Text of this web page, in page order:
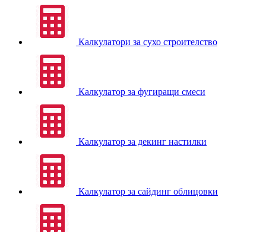
Калкулатори за сухо строителство
Калкулатор за фугиращи смеси
Калкулатор за декинг настилки
Калкулатор за сайдинг облицовки